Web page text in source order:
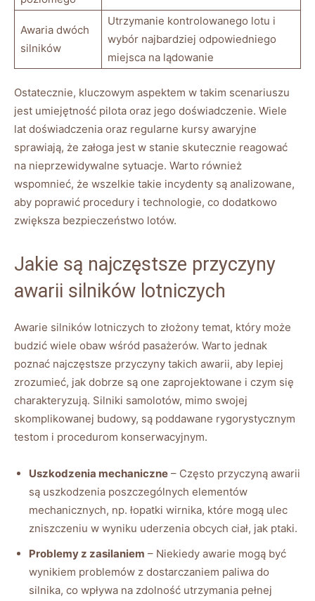
Awaria ⁢dwóch
silników
Utrzymanie ​kontrolowanego lotu i
wybór najbardziej odpowiedniego
‌miejsca⁣ na lądowanie
Ostatecznie, kluczowym aspektem w takim scenariuszu
jest umiejętność pilota oraz jego doświadczenie. Wiele⁤
lat doświadczenia oraz regularne kursy ​awaryjne
sprawiają, że załoga jest⁢ w stanie skutecznie ⁢reagować
na⁣ nieprzewidywalne sytuacje. Warto⁣ również
wspomnieć, ‍że wszelkie takie incydenty są analizowane,
aby poprawić procedury⁢ i‍ technologie, co dodatkowo
zwiększa bezpieczeństwo lotów.
Jakie są najczęstsze przyczyny
awarii silników lotniczych
Awarie silników lotniczych to złożony temat,‌ który może
budzić wiele obaw wśród pasażerów. Warto jednak‍
poznać​ najczęstsze przyczyny takich awarii, aby lepiej
zrozumieć, jak‌ dobrze​ są one zaprojektowane i czym ⁢się
charakteryzują.​ Silniki samolotów, mimo swojej
skomplikowanej‍ budowy, są poddawane⁤ rygorystycznym
testom⁤ i procedurom konserwacyjnym.
Uszkodzenia mechaniczne –‌ Często przyczyną ⁣awarii‌
są ​uszkodzenia poszczególnych elementów
mechanicznych, np. łopatki wirnika, które mogą ulec
zniszczeniu w wyniku uderzenia⁢ obcych ciał, jak ptaki.
Problemy z zasilaniem – Niekiedy awarie mogą być
wynikiem problemów z dostarczaniem paliwa do
silnika, co wpływa na zdolność utrzymania pełnej